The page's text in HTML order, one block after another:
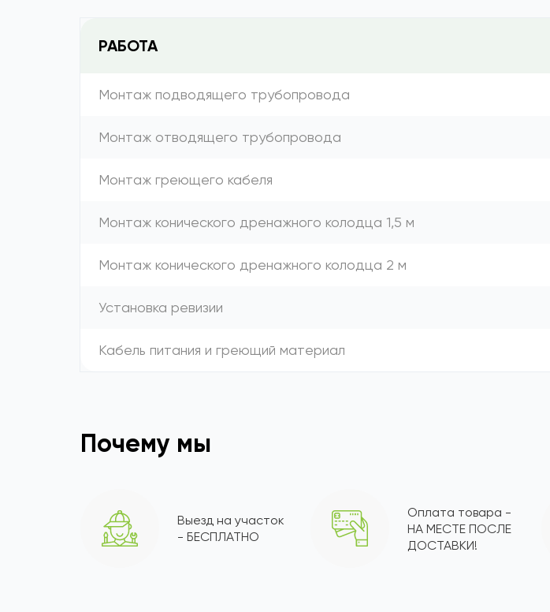
РАБОТА
Монтаж подводящего трубопровода
Монтаж отводящего трубопровода
Монтаж греющего кабеля
Монтаж конического дренажного колодца 1,5 м
Монтаж конического дренажного колодца 2 м
Установка ревизии
Кабель питания и греющий материал
Почему мы
Выезд на участок
- БЕСПЛАТНО
Оплата товара -
НА МЕСТЕ ПОСЛЕ
ДОСТАВКИ!